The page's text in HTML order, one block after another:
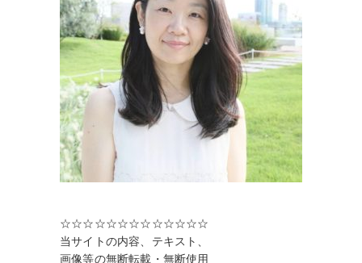
☆☆☆☆☆☆☆☆☆☆☆☆☆
当サイトの内容、テキスト、
画像等の無断転載・無断使用